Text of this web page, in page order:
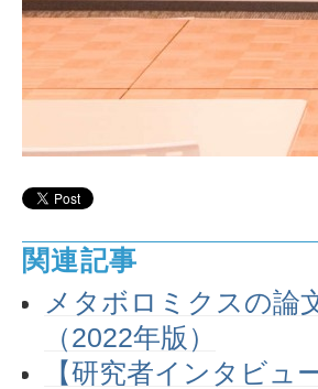
関連記事
メタボロミクスの論
（2022年版）
【研究者インタビュ